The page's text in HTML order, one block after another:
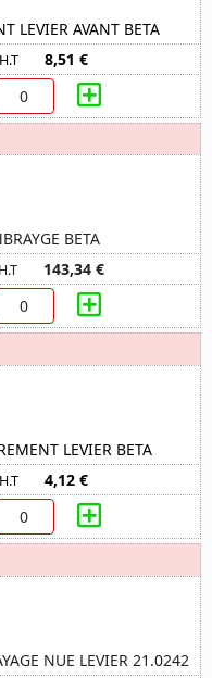
LEVIER AVANT BETA
8,51 €
BETA
143,34 €
LEVIER BETA
4,12 €
NUE LEVIER 21.0242